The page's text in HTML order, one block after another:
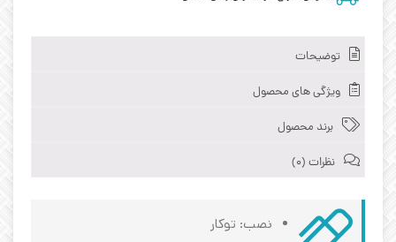
توضیحات
ویژگی های محصول
برند محصول
نظرات (0)
نصب: توکار